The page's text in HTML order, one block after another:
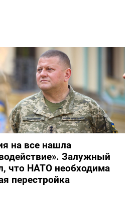
на все нашла
Залужный
что НАТО необходима
перестройка